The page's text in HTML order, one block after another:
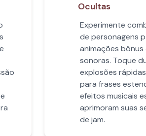
Ocultas
Experimente
de personagens
animações bônus
sonoras. Toque
explosões
para frases
efeitos musicais
aprimoram suas
de jam.